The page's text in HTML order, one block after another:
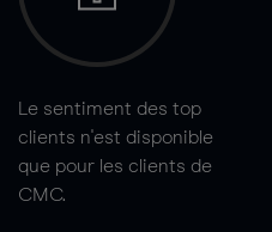
Le sentiment des top
clients n'est disponible
que pour les clients de
CMC.